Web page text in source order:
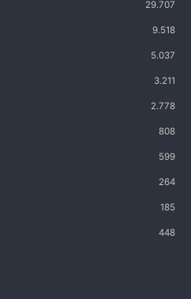
29.707
9.518
5.037
3.211
2.778
808
599
264
185
448